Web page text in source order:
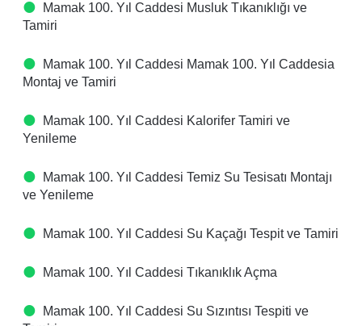
Mamak 100. Yıl Caddesi Musluk Tıkanıklığı ve
Tamiri
Mamak 100. Yıl Caddesi Mamak 100. Yıl Caddesia
Montaj ve Tamiri
Mamak 100. Yıl Caddesi Kalorifer Tamiri ve
Yenileme
Mamak 100. Yıl Caddesi Temiz Su Tesisatı Montajı
ve Yenileme
Mamak 100. Yıl Caddesi Su Kaçağı Tespit ve Tamiri
Mamak 100. Yıl Caddesi Tıkanıklık Açma
Mamak 100. Yıl Caddesi Su Sızıntısı Tespiti ve